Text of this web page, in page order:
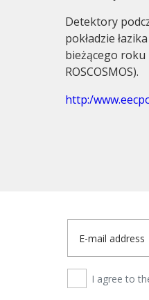
Detektory
pokładzie
bieżącego roku
ROSCOSMOS).
http:/
I agree to